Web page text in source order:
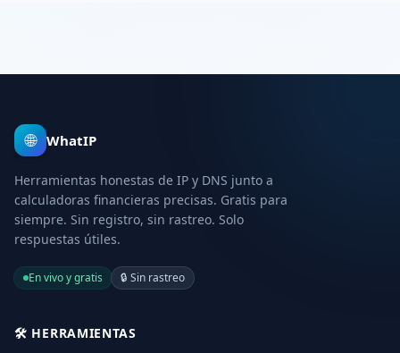
🌐 WhatIP
Herramientas honestas de IP y DNS junto a
calculadoras financieras precisas. Gratis para
siempre. Sin registro, sin rastreo. Solo
respuestas útiles.
En vivo y gratis 🔒 Sin rastreo
🛠️ HERRAMIENTAS